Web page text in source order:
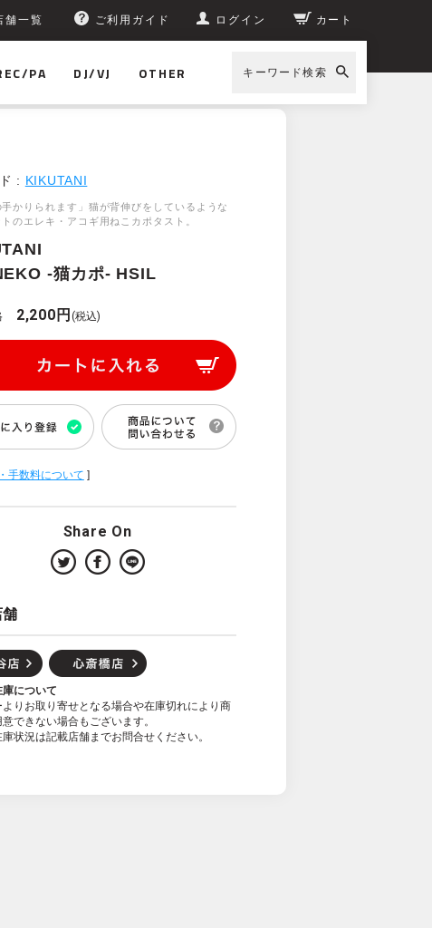
舗一覧 ご利用ガイド ログイン カート
PA DJ/VJ OTHER キーワード検索
: KIKUTANI
手かりられます」猫が背伸びをしているような
のエレキ・アコギ用ねこカポタスト。
-猫カポ- HSIL
2,200円 (税込)
手数料について ]
Share On
舗
について
よりお取り寄せとなる場合や在庫切れにより商
できない場合もございます。
庫状況は記載店舗までお問合せください。